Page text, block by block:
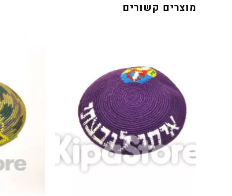
מוצרים קשורים